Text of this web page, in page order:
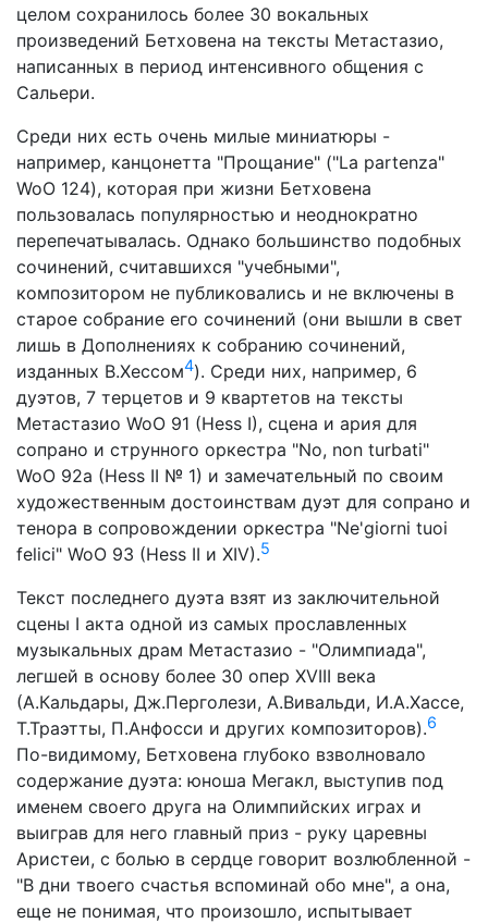
целом сохранилось более 30 вокальных
произведений Бетховена на тексты Метастазио,
написанных в период интенсивного общения с
Сальери.
Среди них есть очень милые миниатюры -
например, канцонетта "Прощание" ("La partenza"
WoO 124), которая при жизни Бетховена
пользовалась популярностью и неоднократно
перепечатывалась. Однако большинство подобных
сочинений, считавшихся "учебными",
композитором не публиковались и не включены в
старое собрание его сочинений (они вышли в свет
лишь в Дополнениях к собранию сочинений,
изданных В.Хессом4). Среди них, например, 6
дуэтов, 7 терцетов и 9 квартетов на тексты
Метастазио WoO 91 (Hess I), сцена и ария для
сопрано и струнного оркестра "No, non turbati"
WoO 92a (Hess II № 1) и замечательный по своим
художественным достоинствам дуэт для сопрано и
тенора в сопровождении оркестра "Ne'giorni tuoi
felici" WoO 93 (Hess II и XIV).5
Текст последнего дуэта взят из заключительной
сцены I акта одной из самых прославленных
музыкальных драм Метастазио - "Олимпиада",
легшей в основу более 30 опер XVIII века
(А.Кальдары, Дж.Перголези, А.Вивальди, И.А.Хассе,
Т.Траэтты, П.Анфосси и других композиторов).6
По-видимому, Бетховена глубоко взволновало
содержание дуэта: юноша Мегакл, выступив под
именем своего друга на Олимпийских играх и
выиграв для него главный приз - руку царевны
Аристеи, с болью в сердце говорит возлюбленной -
"В дни твоего счастья вспоминай обо мне", а она,
еще не понимая, что произошло, испытывает